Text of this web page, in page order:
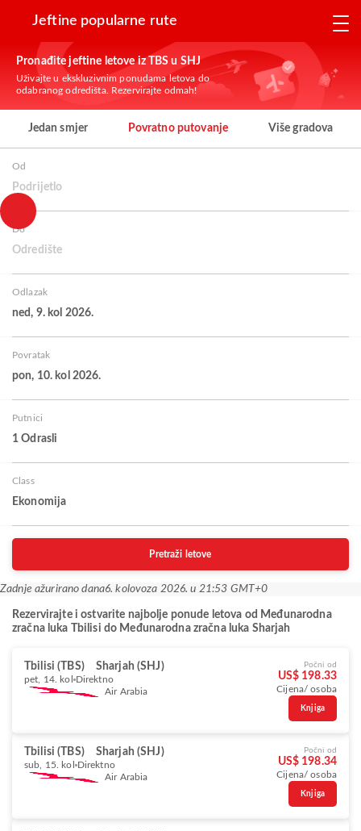
Jeftine popularne rute
Pronađite jeftine letove iz TBS u SHJ
Uživajte u ekskluzivnim ponudama letova do
odabranog odredišta. Rezervirajte odmah!
Jedan smjer Povratno putovanje Više gradova
Od
Podrijetlo
Do
Odredište
Odlazak
ned, 9. kol 2026.
Povratak
pon, 10. kol 2026.
Putnici
1 Odrasli
Class
Ekonomija
Pretraži letove
Zadnje ažurirano dana6. kolovoza 2026. u 21:53 GMT+0
Rezervirajte i ostvarite najbolje ponude letova od Međunarodna
zračna luka Tbilisi do Međunarodna zračna luka Sharjah
Tbilisi (TBS) Sharjah (SHJ)
pet, 14. kol Direktno
Air Arabia
Počni od
US$ 198.33
Cijena/ osoba
Knjiga
Tbilisi (TBS) Sharjah (SHJ)
sub, 15. kol Direktno
Air Arabia
Počni od
US$ 198.34
Cijena/ osoba
Knjiga